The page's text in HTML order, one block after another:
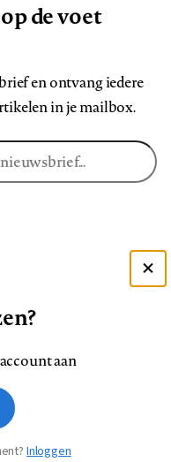
de voet
en ontvang iedere
in je mailbox.
YouTube
ons
verdienen
antwoorden
aan
Inloggen